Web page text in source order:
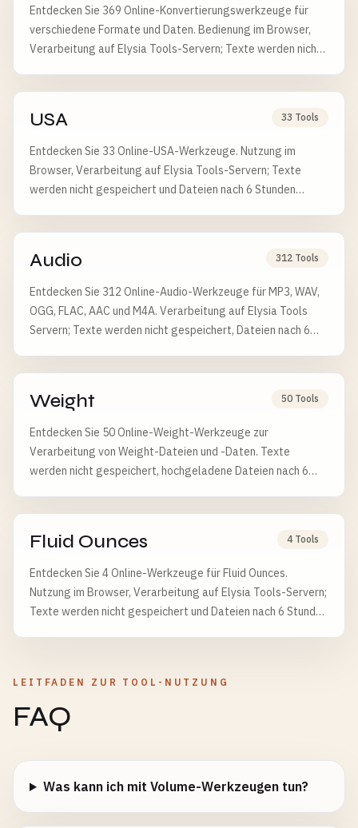
Entdecken Sie 369 Online-Konvertierungswerkzeuge für
verschiedene Formate und Daten. Bedienung im Browser,
Verarbeitung auf Elysia Tools-Servern; Texte werden nicht
USA 33 Tools
Entdecken Sie 33 Online-USA-Werkzeuge. Nutzung im
Browser, Verarbeitung auf Elysia Tools-Servern; Texte
werden nicht gespeichert und Dateien nach 6 Stunden
Audio 312 Tools
Entdecken Sie 312 Online-Audio-Werkzeuge für MP3, WAV,
OGG, FLAC, AAC und M4A. Verarbeitung auf Elysia Tools
Servern; Texte werden nicht gespeichert, Dateien nach 6
Weight 50 Tools
Entdecken Sie 50 Online-Weight-Werkzeuge zur
Verarbeitung von Weight-Dateien und -Daten. Texte
werden nicht gespeichert, hochgeladene Dateien nach 6
Fluid Ounces 4 Tools
Entdecken Sie 4 Online-Werkzeuge für Fluid Ounces.
Nutzung im Browser, Verarbeitung auf Elysia Tools-Servern;
Texte werden nicht gespeichert und Dateien nach 6 Stunden
LEITFADEN ZUR TOOL-NUTZUNG
FAQ
Was kann ich mit Volume-Werkzeugen tun?